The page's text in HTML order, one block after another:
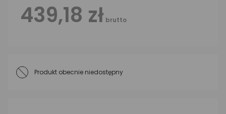
439,18 zł brutto
Produkt obecnie niedostępny